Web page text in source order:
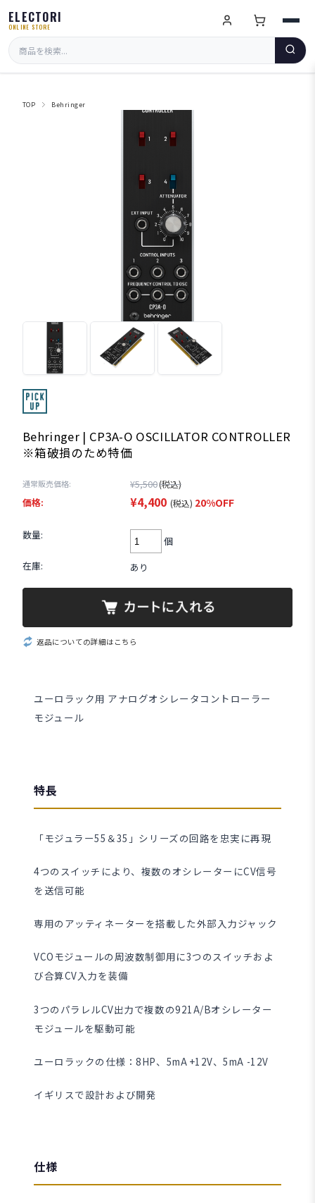
ELECTORI
ONLINE STORE
TOP Behringer
Behringer | CP3A-O OSCILLATOR CONTROLLER
※箱破損のため特価
通常販売価格: ¥5,500(税込)
価格: ¥4,400 (税込) 20%OFF
数量:
個
在庫:
あり
返品についての詳細はこちら
ユーロラック用 アナログオシレータコントローラー
モジュール
特長
「モジュラー55＆35」シリーズの回路を忠実に再現
4つのスイッチにより、複数のオシレーターにCV信号
を送信可能
専用のアッティネーターを搭載した外部入力ジャック
VCOモジュールの周波数制御用に3つのスイッチおよ
び合算CV入力を装備
3つのパラレルCV出力で複数の921A/Bオシレーター
モジュールを駆動可能
ユーロラックの仕様：8HP、5mA +12V、5mA -12V
イギリスで設計および開発
仕様